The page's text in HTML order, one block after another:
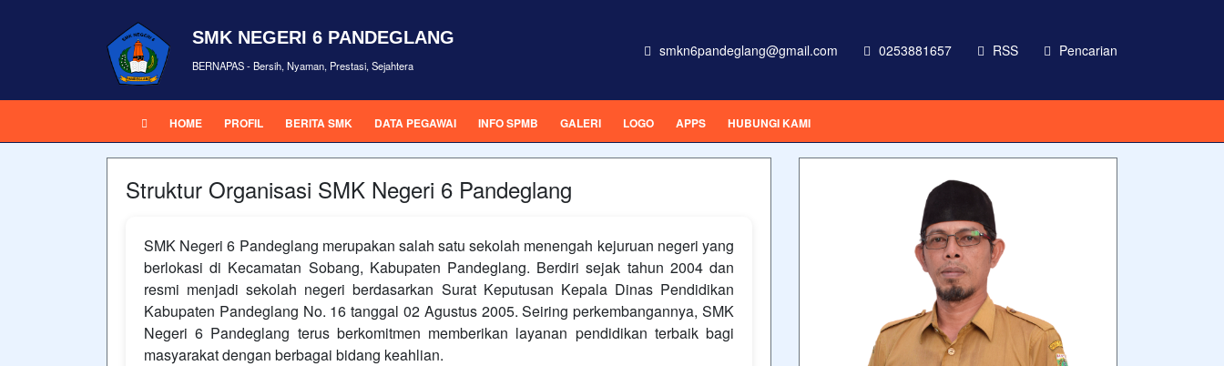
SMK NEGERI 6 PANDEGLANG
BERNAPAS - Bersih, Nyaman, Prestasi, Sejahtera
smkn6pandeglang@gmail.com 0253881657 RSS Pencarian
HOME PROFIL BERITA SMK DATA PEGAWAI INFO SPMB GALERI LOGO APPS HUBUNGI KAMI
Struktur Organisasi SMK Negeri 6 Pandeglang
SMK Negeri 6 Pandeglang merupakan salah satu sekolah menengah kejuruan negeri yang
berlokasi di Kecamatan Sobang, Kabupaten Pandeglang. Berdiri sejak tahun 2004 dan
resmi menjadi sekolah negeri berdasarkan Surat Keputusan Kepala Dinas Pendidikan
Kabupaten Pandeglang No. 16 tanggal 02 Agustus 2005. Seiring perkembangannya, SMK
Negeri 6 Pandeglang terus berkomitmen memberikan layanan pendidikan terbaik bagi
masyarakat dengan berbagai bidang keahlian.